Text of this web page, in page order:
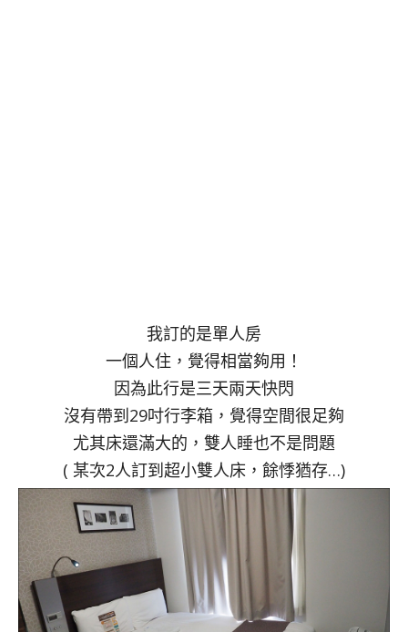
我訂的是單人房
一個人住，覺得相當夠用！
因為此行是三天兩天快閃
沒有帶到29吋行李箱，覺得空間很足夠
尤其床還滿大的，雙人睡也不是問題
( 某次2人訂到超小雙人床，餘悸猶存…)